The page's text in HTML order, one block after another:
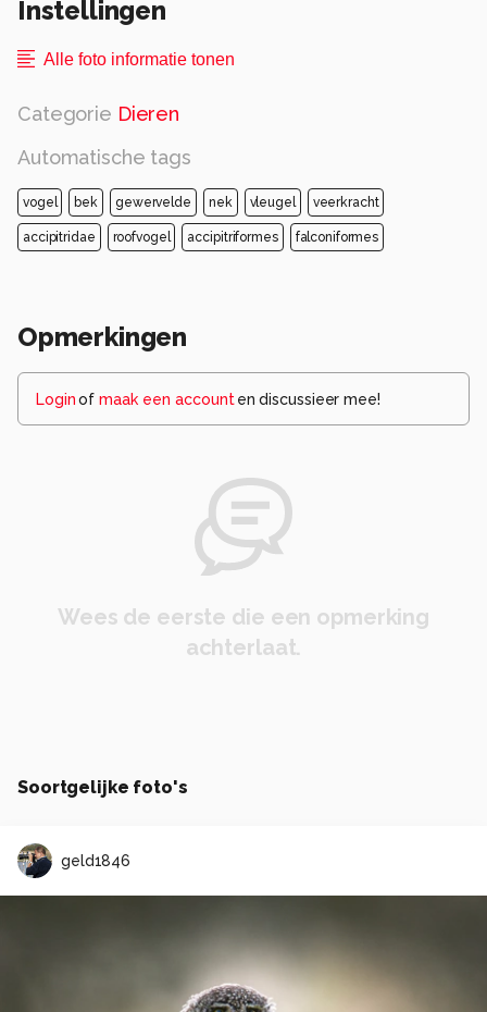
dier.
Alle rechten voorbehouden
Instellingen
Alle foto informatie tonen
Categorie Dieren
Automatische tags
vogel bek gewervelde nek vleugel veerkracht
accipitridae roofvogel accipitriformes falconiformes
Opmerkingen
Loginof maak een account en discussieer mee!
Wees de eerste die een opmerking
achterlaat.
Soortgelijke foto's
geld1846